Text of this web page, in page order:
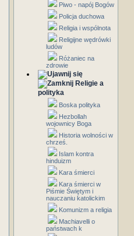
Piwo - napój Bogów
Policja duchowa
Religia i wspólnota
Religijne wędrówki
ludów
Różaniec na
zdrowie
Religie a
polityka
Boska polityka
Hezbollah
wojownicy Boga
Historia wolności w
chrześ.
Islam kontra
hinduizm
Kara śmierci
Kara śmierci w
Piśmie Świętym i
nauczaniu katolickim
Komunizm a religia
Machiavelli o
państwach k